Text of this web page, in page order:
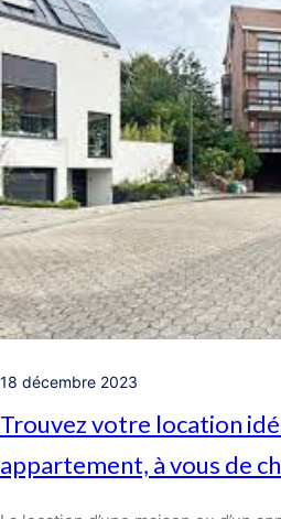
18 décembre 2023
Trouvez votre location
appartement, à vous de